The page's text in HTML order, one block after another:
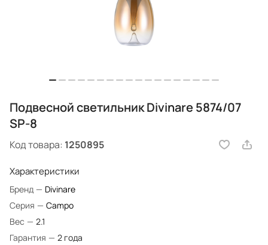
Подвесной светильник Divinare 5874/07
SP-8
Код товара: 1250895
Характеристики
Бренд — Divinare
Серия — Campo
Вес — 2.1
Гарантия — 2 года